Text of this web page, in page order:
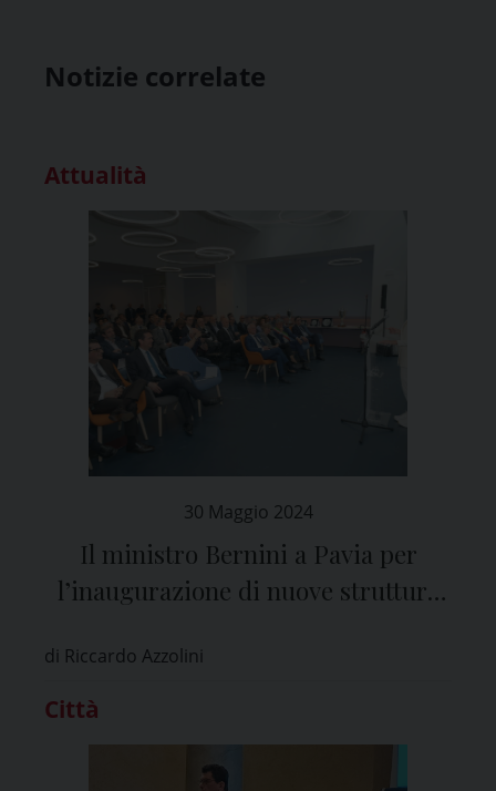
Notizie correlate
Attualità
30 Maggio 2024
Il ministro Bernini a Pavia per
l’inaugurazione di nuove strutture
dell’Università
di Riccardo Azzolini
Città